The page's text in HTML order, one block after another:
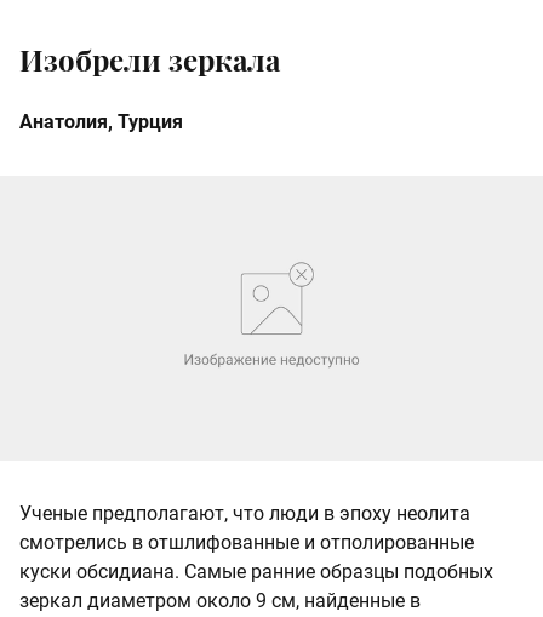
Изобрели зеркала
Анатолия, Турция
Ученые предполагают, что люди в эпоху неолита
смотрелись в отшлифованные и отполированные
куски обсидиана. Самые ранние образцы подобных
зеркал диаметром около 9 см, найденные в